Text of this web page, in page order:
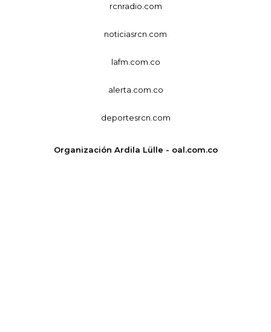
rcnradio.com
noticiasrcn.com
lafm.com.co
alerta.com.co
deportesrcn.com
Organización Ardila Lülle - oal.com.co